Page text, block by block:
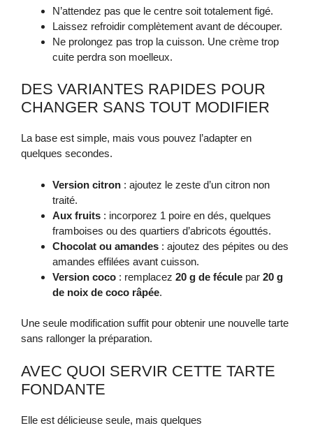
N’attendez pas que le centre soit totalement figé.
Laissez refroidir complètement avant de découper.
Ne prolongez pas trop la cuisson. Une crème trop
cuite perdra son moelleux.
DES VARIANTES RAPIDES POUR
CHANGER SANS TOUT MODIFIER
La base est simple, mais vous pouvez l’adapter en
quelques secondes.
Version citron : ajoutez le zeste d’un citron non
traité.
Aux fruits : incorporez 1 poire en dés, quelques
framboises ou des quartiers d’abricots égouttés.
Chocolat ou amandes : ajoutez des pépites ou des
amandes effilées avant cuisson.
Version coco : remplacez 20 g de fécule par 20 g
de noix de coco râpée.
Une seule modification suffit pour obtenir une nouvelle tarte
sans rallonger la préparation.
AVEC QUOI SERVIR CETTE TARTE
FONDANTE
Elle est délicieuse seule, mais quelques